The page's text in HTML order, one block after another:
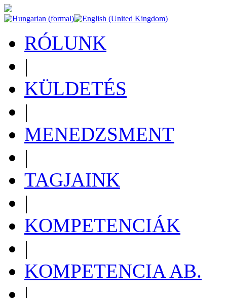
RÓLUNK
|
KÜLDETÉS
|
MENEDZSMENT
|
TAGJAINK
|
KOMPETENCIÁK
|
KOMPETENCIA AB.